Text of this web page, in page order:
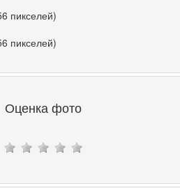
пикселей)
пикселей)
Оценка фото